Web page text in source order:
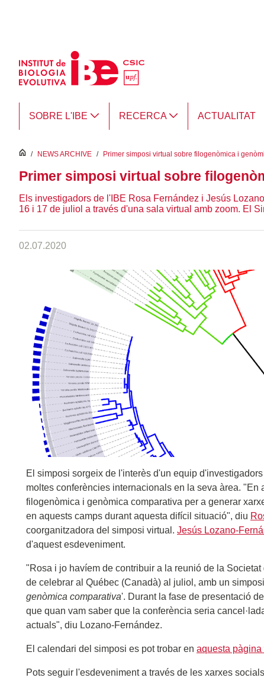
SOBRE L'IBE RECERCA ACTUALITAT
inici
/ NEWS ARCHIVE / Primer simposi virtual sobre filogenòmica i
Primer simposi virtual sobre
Els investigadors de l'IBE Rosa Fernández i Jesús
16 i 17 de juliol a través d'una sala virtual amb zoom. El
02.07.2020
El simposi sorgeix de l'interès d'un equip
moltes conferències internacionals en la seva àrea.
filogenòmica i genòmica comparativa per a generar
en aquests camps durant aquesta difícil situació", diu
coorganitzadora del simposi virtual. Jesús Lozano-
d'aquest esdeveniment.
"Rosa i jo havíem de contribuir a la reunió de la
de celebrar al Québec (Canadà) al juliol, amb un
genòmica comparativa'. Durant la fase de presentació
que quan vam saber que la conferència seria
actuals", diu Lozano-Fernández.
El calendari del simposi es pot trobar en aquesta pàgina
Pots seguir l'esdeveniment a través de les xarxes